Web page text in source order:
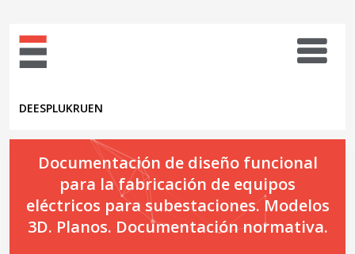
DEESPLUKRUEN
Documentación de diseño funcional
para la fabricación de equipos
eléctricos para subestaciones. Modelos
3D. Planos. Documentación normativa.